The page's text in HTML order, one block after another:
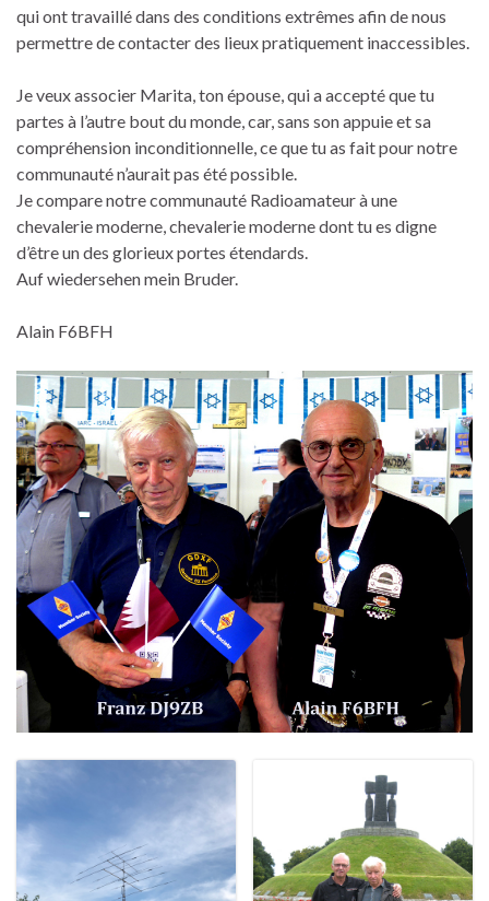
qui ont travaillé dans des conditions extrêmes afin de nous
permettre de contacter des lieux pratiquement inaccessibles.
Je veux associer Marita, ton épouse, qui a accepté que tu
partes à l’autre bout du monde, car, sans son appuie et sa
compréhension inconditionnelle, ce que tu as fait pour notre
communauté n’aurait pas été possible.
Je compare notre communauté Radioamateur à une
chevalerie moderne, chevalerie moderne dont tu es digne
d’être un des glorieux portes étendards.
Auf wiedersehen mein Bruder.
Alain F6BFH